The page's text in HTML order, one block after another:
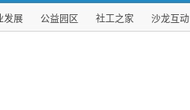
发展 公益园区 社工之家 沙龙互动